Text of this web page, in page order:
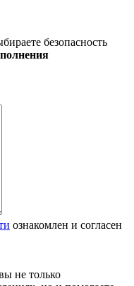
безопасность
ознакомлен и согласен
не только